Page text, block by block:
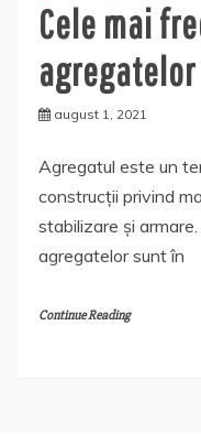
Cele mai
agregatelor
august 1, 2021
Agregatul este un
construcții privind
stabilizare și
agregatelor sunt în
Continue Reading